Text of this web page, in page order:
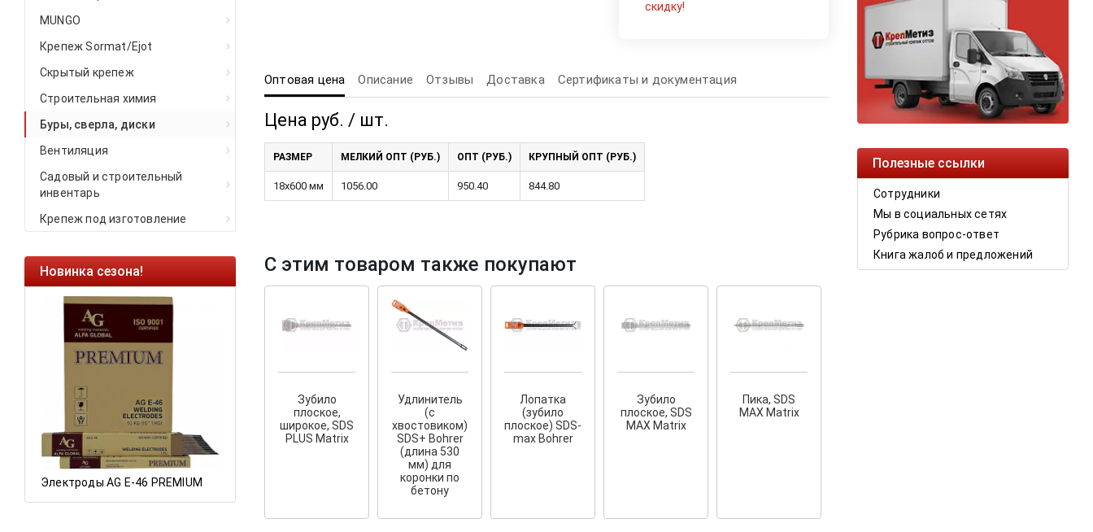
MUNGO
Крепеж Sormat/Ejot
Скрытый крепеж
Строительная химия
Буры, сверла, диски
Вентиляция
Садовый и строительный
инвентарь
Крепеж под изготовление
Новинка сезона!
Электроды AG E-46 PREMIUM
Ликвидация остатков!
Саморезы кровельные HKR-R
HARPOON EURO
Cкрытый крепеж
крепеж для деревянных террас
Полезные ссылки
Сотрудники
Мы в социальных сетях
Рубрика вопрос-ответ
Книга жалоб и предложений
скидку!
Оптовая цена Описание Отзывы Доставка Сертификаты и документация
Цена руб. / шт.
РАЗМЕР МЕЛКИЙ ОПТ (РУБ.) ОПТ (РУБ.) КРУПНЫЙ ОПТ (РУБ.)
18х600 мм 1056.00 950.40 844.80
С этим товаром также покупают
Зубило
плоское,
широкое, SDS
PLUS Matrix
Удлинитель
(с
хвостовиком)
SDS+ Bohrer
(длина 530
мм) для
коронки по
бетону
Лопатка
(зубило
плоское) SDS-
max Bohrer
Зубило
плоское, SDS
MAX Matrix
Пика, SDS
MAX Matrix